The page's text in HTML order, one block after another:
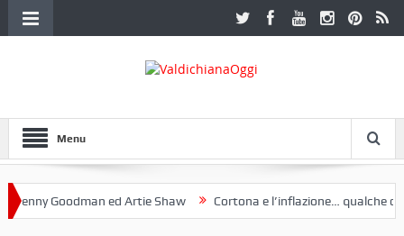
Menu
Goodman ed Artie Shaw Cortona e l’inflazione… qualche